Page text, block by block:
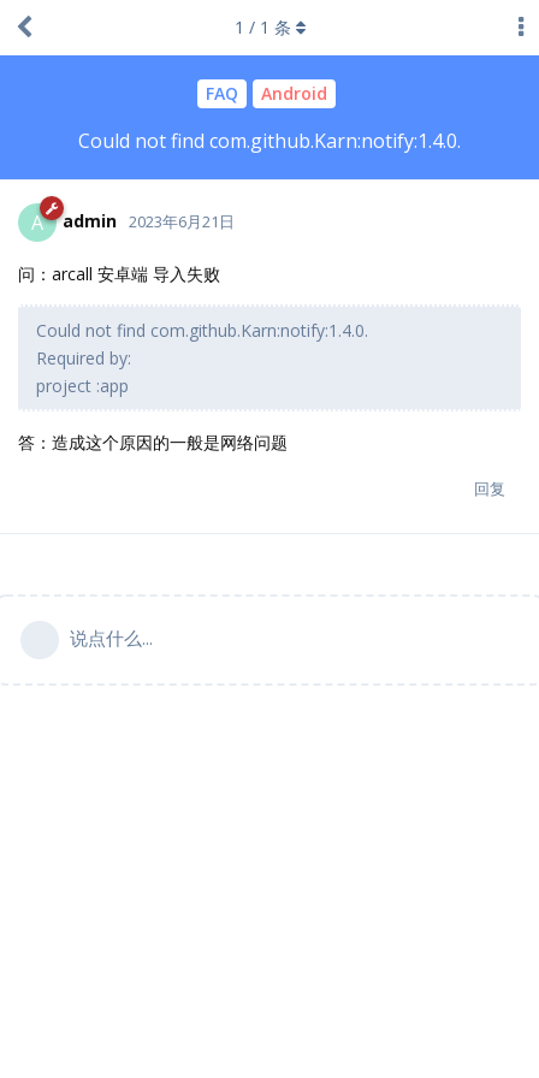
FAQ Android
Could not find com.github.Karn:notify:1.4.0.
1 / 1 条
A admin 2023年6月21日
问：arcall 安卓端 导入失败
Could not find com.github.Karn:notify:1.4.0.
Required by:
project :app
答：造成这个原因的一般是网络问题
回复
说点什么...